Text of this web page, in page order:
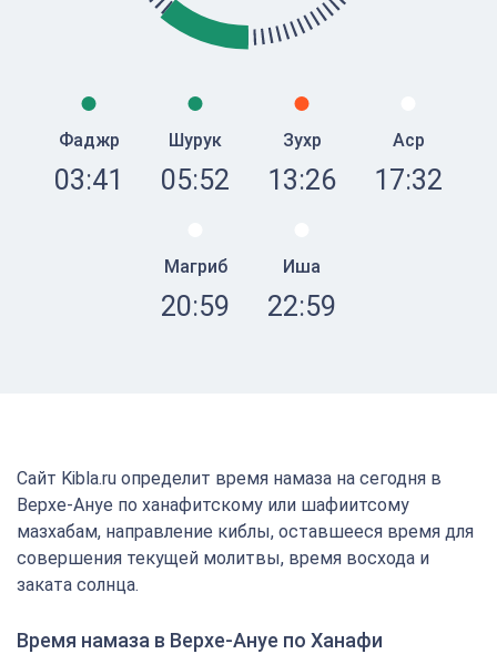
Фаджр
03:41
Шурук
05:52
Зухр
13:26
Аср
17:32
Магриб
20:59
Иша
22:59
Сайт Kibla.ru определит время намаза на сегодня в
Верхе-Ануе по ханафитскому или шафиитсому
мазхабам, направление киблы, оставшееся время для
совершения текущей молитвы, время восхода и
заката солнца.
Время намаза в Верхе-Ануе по Ханафи